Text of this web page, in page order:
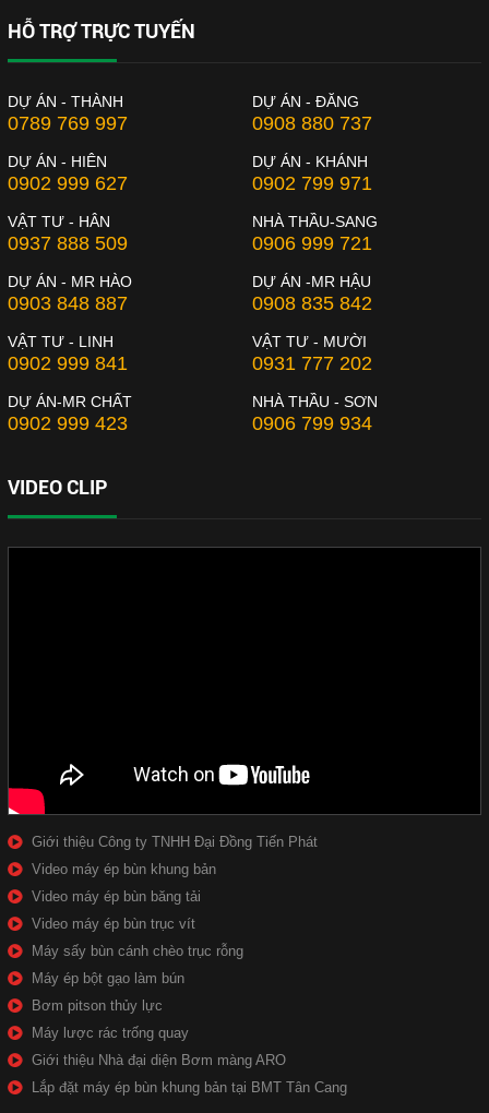
HỖ TRỢ TRỰC TUYẾN
DỰ ÁN - THÀNH
0789 769 997
DỰ ÁN - ĐĂNG
0908 880 737
DỰ ÁN - HIÊN
0902 999 627
DỰ ÁN - KHÁNH
0902 799 971
VẬT TƯ - HÂN
0937 888 509
NHÀ THẦU-SANG
0906 999 721
DỰ ÁN - MR HÀO
0903 848 887
DỰ ÁN -MR HẬU
0908 835 842
VẬT TƯ - LINH
0902 999 841
VẬT TƯ - MƯỜI
0931 777 202
DỰ ÁN-MR CHẤT
0902 999 423
NHÀ THẦU - SƠN
0906 799 934
VIDEO CLIP
Giới thiệu Công ty TNHH Đại Đồng Tiến Phát
Video máy ép bùn khung bản
Video máy ép bùn băng tải
Video máy ép bùn trục vít
Máy sấy bùn cánh chèo trục rỗng
Máy ép bột gạo làm bún
Bơm pitson thủy lực
Máy lược rác trống quay
Giới thiệu Nhà đại diện Bơm màng ARO
Lắp đặt máy ép bùn khung bản tại BMT Tân Cang